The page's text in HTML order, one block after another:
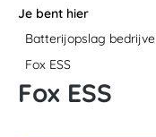
Je bent hier
Batterijopslag
Fox ESS
Fox ESS